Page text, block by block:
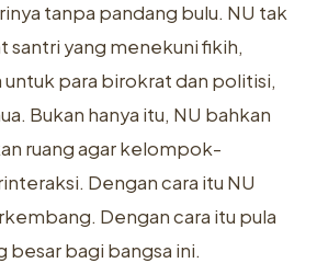
tanpa pandang bulu. NU tak
santri yang menekuni fikih,
untuk para birokrat dan politisi,
Bukan hanya itu, NU bahkan
ruang agar kelompok-
Dengan cara itu NU
Dengan cara itu pula
besar bagi bangsa ini.